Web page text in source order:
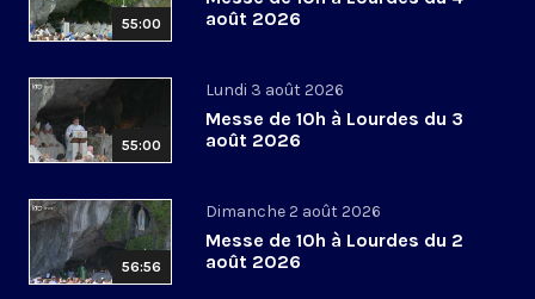
55:00
août 2026
55:00
Lundi 3 août 2026
Messe de 10h à Lourdes du 3
août 2026
56:56
Dimanche 2 août 2026
Messe de 10h à Lourdes du 2
août 2026